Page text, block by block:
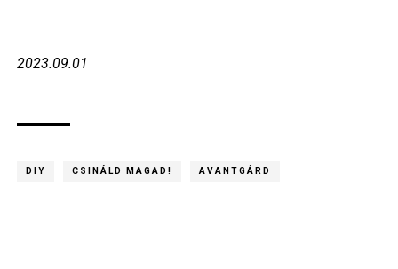
2023.09.01
DIY CSINÁLD MAGAD! AVANTGÁRD